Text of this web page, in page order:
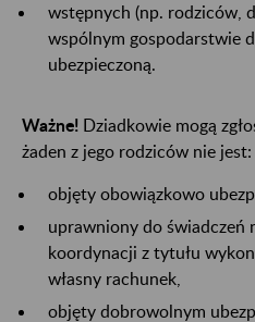
wstępnych (np. rodziców,
wspólnym gospodarstwie
ubezpieczoną.
Ważne! Dziadkowie mogą
żaden z jego rodziców nie jest:
objęty obowiązkowo
uprawniony do świadczeń
koordynacji z tytułu
własny rachunek,
objęty dobrowolnym